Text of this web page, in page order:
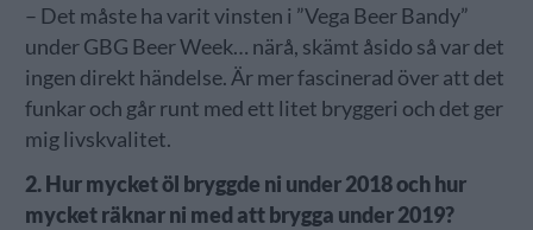
– Det måste ha varit vinsten i ”Vega Beer Bandy”
under GBG Beer Week… närå, skämt åsido så var det
ingen direkt händelse. Är mer fascinerad över att det
funkar och går runt med ett litet bryggeri och det ger
mig livskvalitet.
2. Hur mycket öl bryggde ni under 2018 och hur
mycket räknar ni med att brygga under 2019?